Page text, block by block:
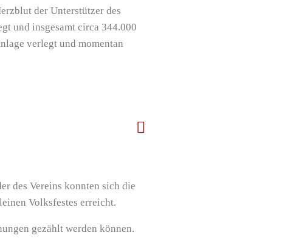
der Unterstützer des
und insgesamt circa 344.000
verlegt und momentan
des Vereins konnten sich die
Volksfestes erreicht.
gezählt werden können.